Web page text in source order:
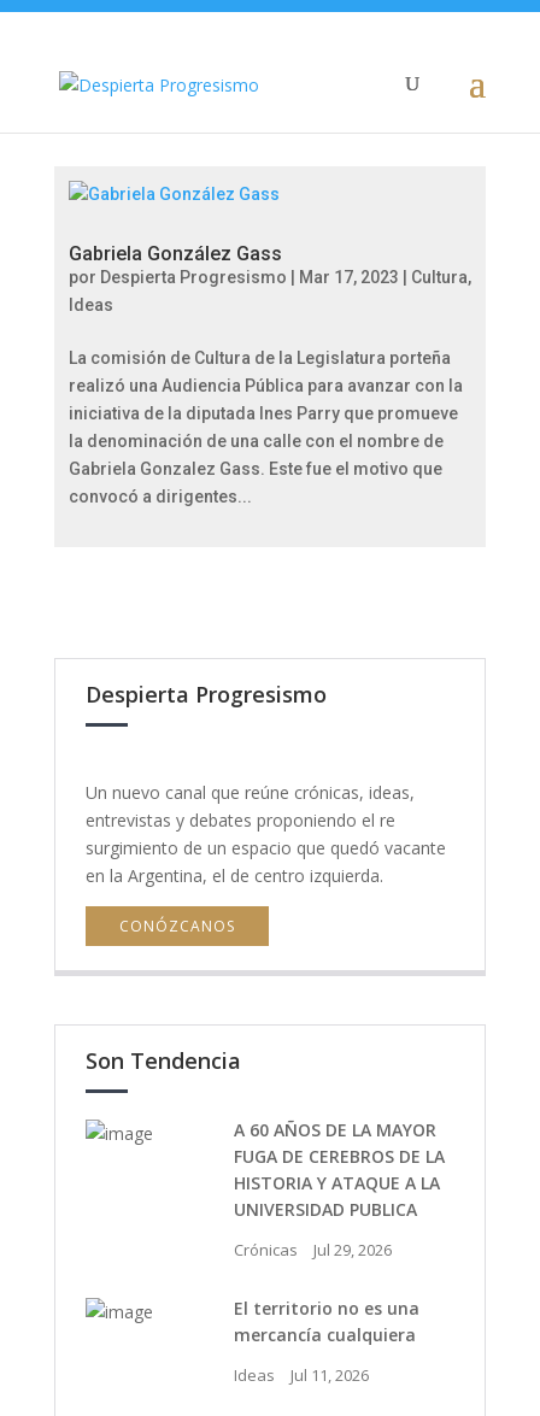
Gabriela González Gass
por Despierta Progresismo Mar 17, 2023 Cultura,
Ideas
La comisión de Cultura de la Legislatura porteña
realizó una Audiencia Pública para avanzar con la
iniciativa de la diputada Ines Parry que promueve
la denominación de una calle con el nombre de
Gabriela Gonzalez Gass. Este fue el motivo que
convocó a dirigentes...
Despierta Progresismo
Un nuevo canal que reúne crónicas, ideas,
entrevistas y debates proponiendo el re
surgimiento de un espacio que quedó vacante
en la Argentina, el de centro izquierda.
CONÓZCANOS
Son Tendencia
A 60 AÑOS DE LA MAYOR
FUGA DE CEREBROS DE LA
HISTORIA Y ATAQUE A LA
UNIVERSIDAD PUBLICA
Crónicas Jul 29, 2026
El territorio no es una
mercancía cualquiera
Ideas Jul 11, 2026